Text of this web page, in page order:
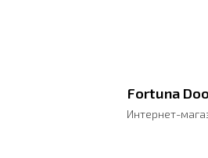
Fortuna
Интернет-